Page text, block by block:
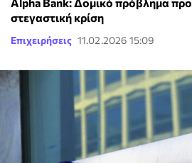
στεγαστική κρίση
Επιχειρήσεις 11.02.2026 15:09